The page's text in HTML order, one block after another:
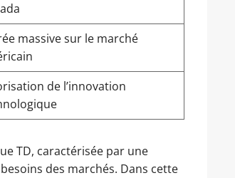
massive sur le marché
de l’innovation
TD, caractérisée par une
des marchés. Dans cette